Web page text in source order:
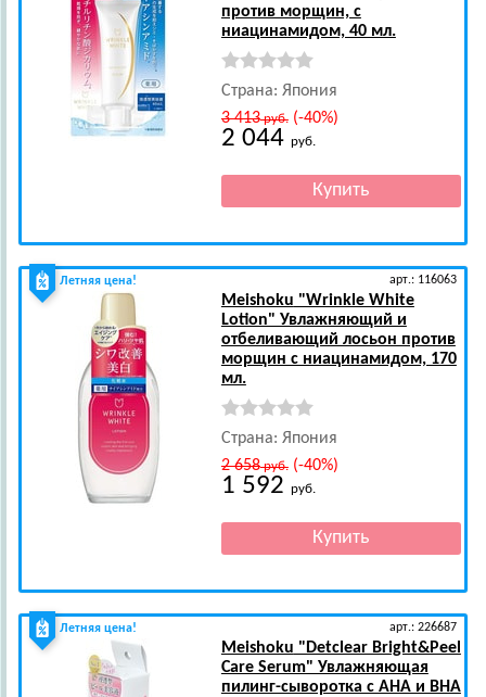
против морщин, с
ниацинамидом, 40 мл.
Страна: Япония
3 413руб.(-40%)
2 044 руб.
Летняя цена! арт.: 116063
Meishoku "Wrinkle White
Lotion" Увлажняющий и
отбеливающий лосьон против
морщин с ниацинамидом, 170
мл.
Страна: Япония
2 658руб.(-40%)
1 592 руб.
Летняя цена! арт.: 226687
Meishoku "Detclear Bright&Peel
Care Serum" Увлажняющая
пилинг-сыворотка с AHA и BHA